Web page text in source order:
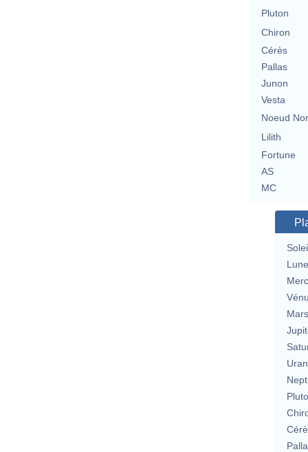
Pluton
Chiron
Cérès
Pallas
Junon
Vesta
Noeud
Lilith
Fortune
AS
MC
Lune
Mars